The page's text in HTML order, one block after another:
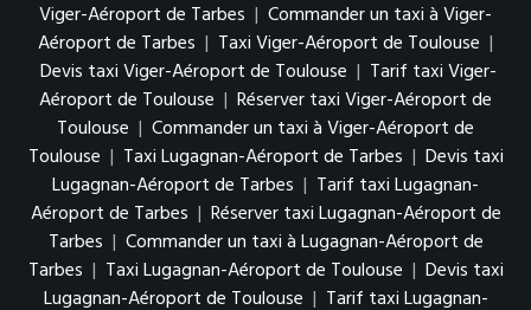
Viger-Aéroport de Tarbes | Commander un taxi à Viger-
Aéroport de Tarbes | Taxi Viger-Aéroport de Toulouse |
Devis taxi Viger-Aéroport de Toulouse | Tarif taxi Viger-
Aéroport de Toulouse | Réserver taxi Viger-Aéroport de
Toulouse | Commander un taxi à Viger-Aéroport de
Toulouse | Taxi Lugagnan-Aéroport de Tarbes | Devis taxi
Lugagnan-Aéroport de Tarbes | Tarif taxi Lugagnan-
Aéroport de Tarbes | Réserver taxi Lugagnan-Aéroport de
Tarbes | Commander un taxi à Lugagnan-Aéroport de
Tarbes | Taxi Lugagnan-Aéroport de Toulouse | Devis taxi
Lugagnan-Aéroport de Toulouse | Tarif taxi Lugagnan-